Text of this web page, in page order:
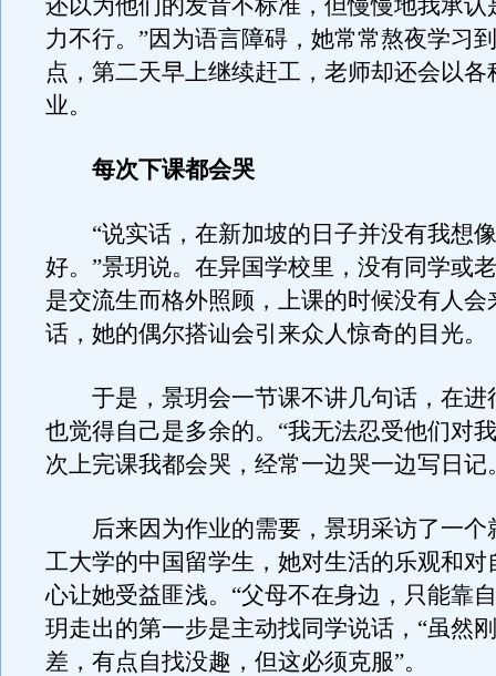
还以为他们的发音不标准，但慢慢地我承认
力不行。”因为语言障碍，她常常熬夜学习
点，第二天早上继续赶工，老师却还会以各
业。
每次下课都会哭
“说实话，在新加坡的日子并没有我想
好。”景玥说。在异国学校里，没有同学或
是交流生而格外照顾，上课的时候没有人会
话，她的偶尔搭讪会引来众人惊奇的目光。
于是，景玥会一节课不讲几句话，在进
也觉得自己是多余的。“我无法忍受他们对
次上完课我都会哭，经常一边哭一边写日记
后来因为作业的需要，景玥采访了一个
工大学的中国留学生，她对生活的乐观和对
心让她受益匪浅。“父母不在身边，只能靠
玥走出的第一步是主动找同学说话，“虽然
差，有点自找没趣，但这必须克服”。